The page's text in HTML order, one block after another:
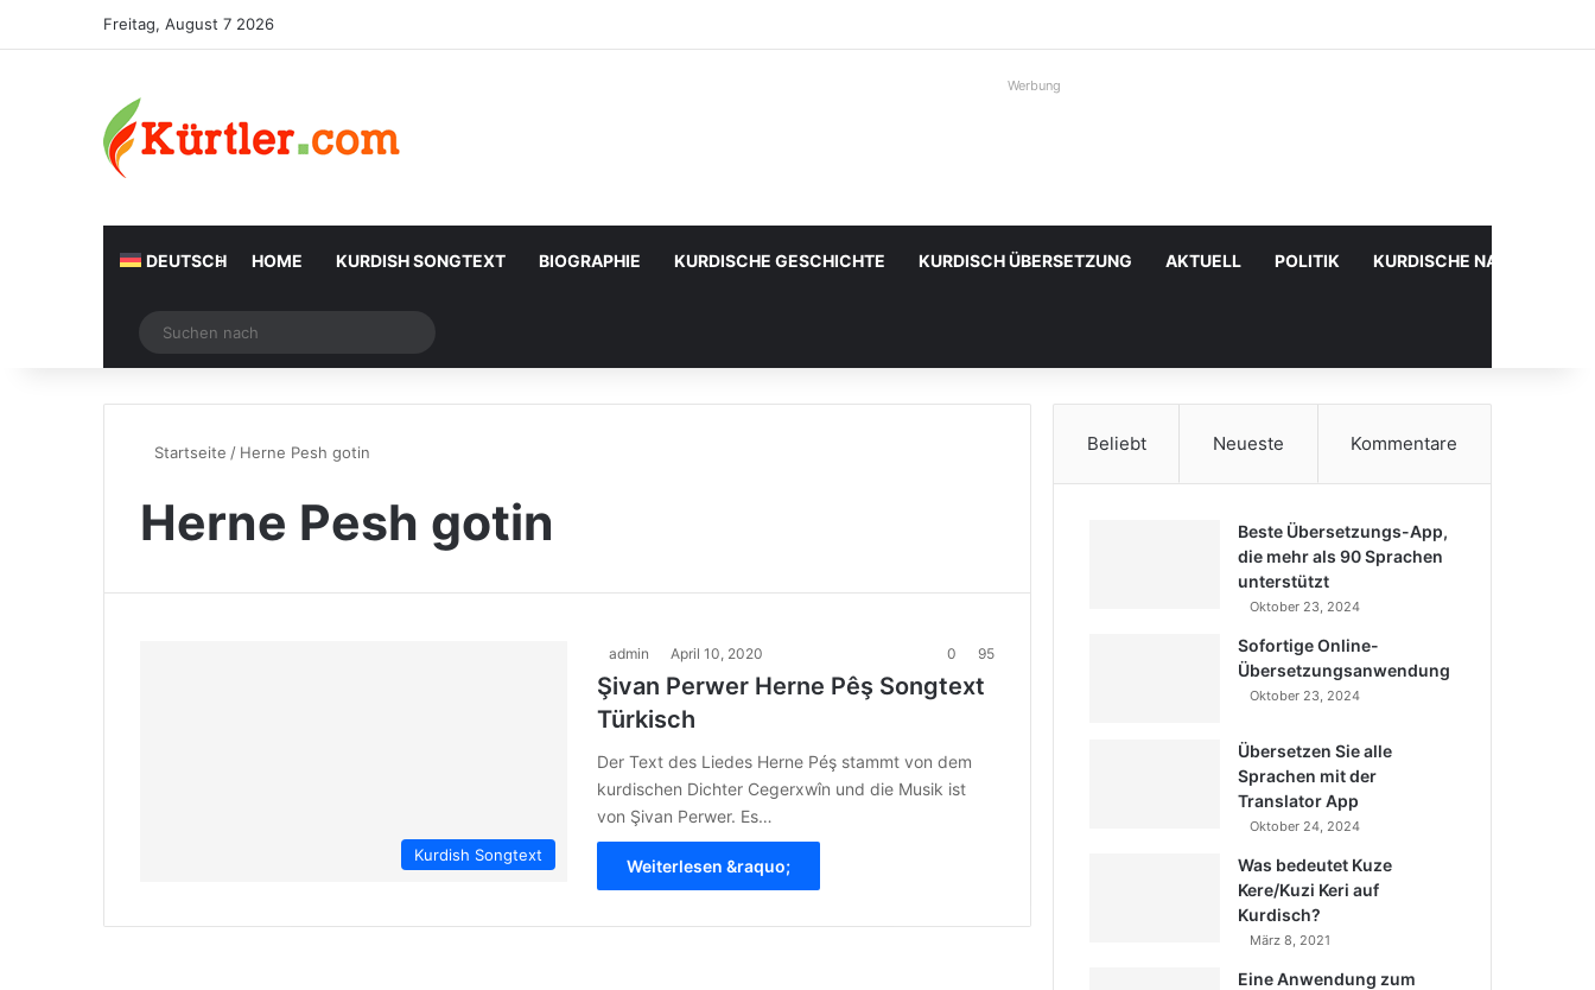
Freitag, August 7 2026
Werbung
DEUTSCH HOME KURDISH SONGTEXT BIOGRAPHIE KURDISCHE GESCHICHTE KURDISCH ÜBERSETZUNG AKTUELL POLITIK KURDISCHE
Zufälliger Artikel
nach
Startseite / Herne Pesh gotin
Herne Pesh gotin
Kurdish Songtext
admin April 10, 2020 0 95
Şivan Perwer Herne Pêş Songtext
Türkisch
Der Text des Liedes Herne Péş stammt von dem
kurdischen Dichter Cegerxwîn und die Musik ist
von Şivan Perwer. Es…
Weiterlesen &raquo;
Beliebt Neueste Kommentare
Beste Übersetzungs-App,
die mehr als 90 Sprachen
unterstützt
Oktober 23, 2024
Sofortige Online-
Übersetzungsanwendung
Oktober 23, 2024
Übersetzen Sie alle
Sprachen mit der
Translator App
Oktober 24, 2024
Was bedeutet Kuze
Kere/Kuzi Keri auf
Kurdisch?
März 8, 2021
Eine Anwendung zum